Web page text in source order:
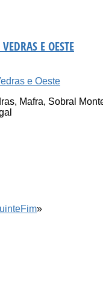
E OESTE
Mafra, Sobral
Fim»